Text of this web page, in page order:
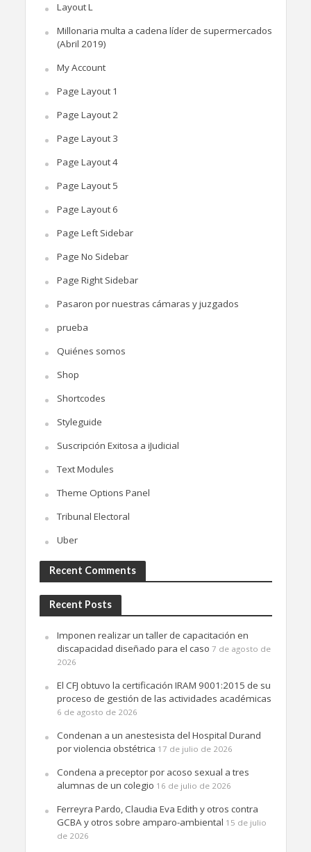
Layout L
Millonaria multa a cadena líder de supermercados
(Abril 2019)
My Account
Page Layout 1
Page Layout 2
Page Layout 3
Page Layout 4
Page Layout 5
Page Layout 6
Page Left Sidebar
Page No Sidebar
Page Right Sidebar
Pasaron por nuestras cámaras y juzgados
prueba
Quiénes somos
Shop
Shortcodes
Styleguide
Suscripción Exitosa a iJudicial
Text Modules
Theme Options Panel
Tribunal Electoral
Uber
Recent Comments
Recent Posts
Imponen realizar un taller de capacitación en
discapacidad diseñado para el caso 7 de agosto de
2026
El CFJ obtuvo la certificación IRAM 9001:2015 de su
proceso de gestión de las actividades académicas
6 de agosto de 2026
Condenan a un anestesista del Hospital Durand
por violencia obstétrica 17 de julio de 2026
Condena a preceptor por acoso sexual a tres
alumnas de un colegio 16 de julio de 2026
Ferreyra Pardo, Claudia Eva Edith y otros contra
GCBA y otros sobre amparo-ambiental 15 de julio
de 2026